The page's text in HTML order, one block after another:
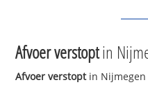
Afvoer verstoptin
Afvoer verstoptin Nijmegen